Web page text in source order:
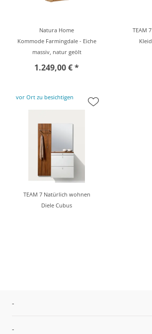
Natura Home
Kommode Farmingdale - Eiche
massiv, natur geölt
1.249,00 € *
TEAM
vor Ort zu besichtigen
TEAM 7 Natürlich wohnen
Diele Cubus
-
-